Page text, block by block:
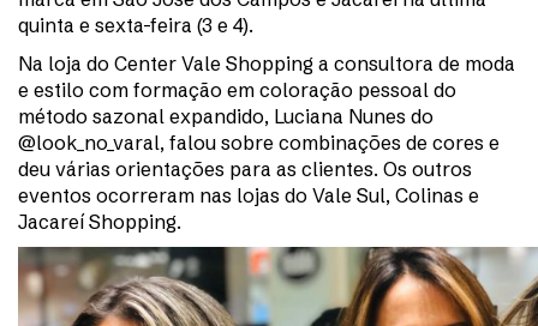
quinta e sexta-feira (3 e 4).
Na loja do Center Vale Shopping a consultora de moda
e estilo com formação em coloração pessoal do
método sazonal expandido, Luciana Nunes do
@look_no_varal, falou sobre combinações de cores e
deu várias orientações para as clientes. Os outros
eventos ocorreram nas lojas do Vale Sul, Colinas e
Jacareí Shopping.